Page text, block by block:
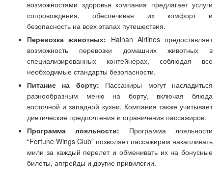
возможностями здоровья компания предлагает услуги
сопровождения, обеспечивая их комфорт и
безопасность на всех этапах путешествия.
Перевозка животных: Hainan Airlines предоставляет
возможность перевозки домашних животных в
специализированных контейнерах, соблюдая все
необходимые стандарты безопасности.
Питание на борту: Пассажиры могут насладиться
разнообразным меню на борту, включая блюда
восточной и западной кухни. Компания также учитывает
диетические предпочтения и ограничения пассажиров.
Программа лояльности: Программа лояльности
“Fortune Wings Club” позволяет пассажирам накапливать
мили за каждый перелет и обменивать их на бонусные
билеты, апгрейды и другие привилегии.